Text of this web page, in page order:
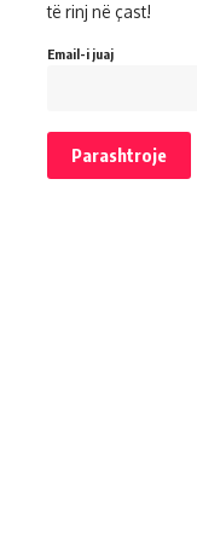
të rinj në çast!
Email-i juaj